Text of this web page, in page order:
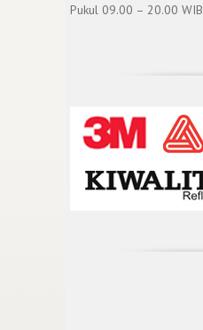
Pukul 09.00 – 20.00 WIB